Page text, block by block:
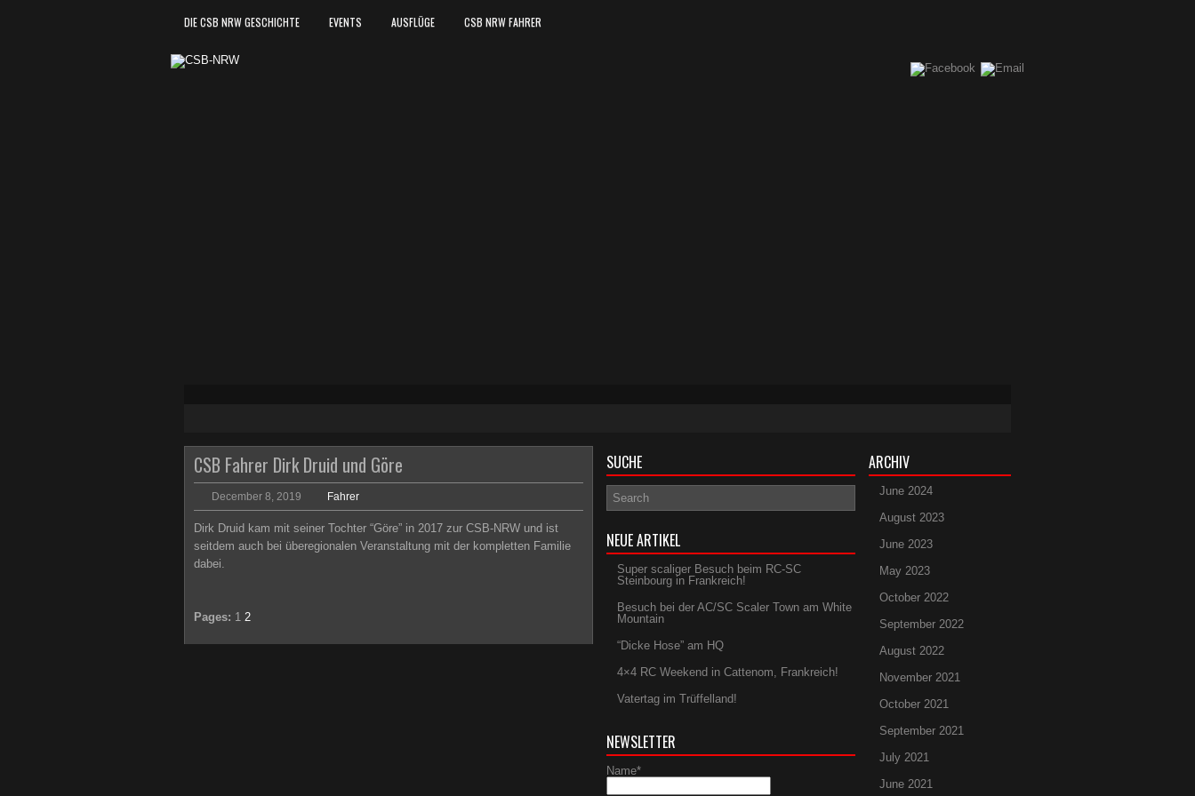
DIE CSB NRW GESCHICHTE EVENTS AUSFLÜGE CSB NRW FAHRER
CSB Fahrer Dirk Druid und Göre
December 8, 2019 Fahrer
Dirk Druid kam mit seiner Tochter “Göre” in 2017 zur CSB-NRW und ist
seitdem auch bei überegionalen Veranstaltung mit der kompletten Familie
dabei.
Pages: 1 2
SUCHE
NEUE ARTIKEL
Super scaliger Besuch beim RC-SC
Steinbourg in Frankreich!
Besuch bei der AC/SC Scaler Town am White
Mountain
“Dicke Hose” am HQ
4×4 RC Weekend in Cattenom, Frankreich!
Vatertag im Trüffelland!
NEWSLETTER
Name*
ARCHIV
June 2024
August 2023
June 2023
May 2023
October 2022
September 2022
August 2022
November 2021
October 2021
September 2021
July 2021
June 2021